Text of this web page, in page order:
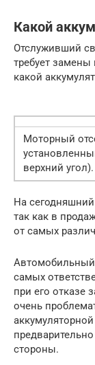
Какой
Отслуживший
требует
какой
Моторный
верхний угол).
На
так как в
от самых
Автомобильный
самых
при его отказе
очень
стороны.